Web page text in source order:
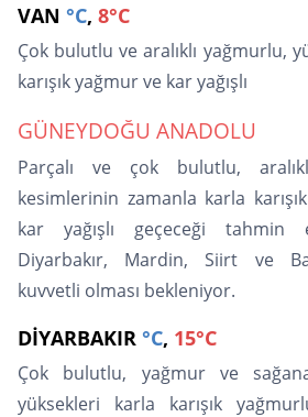
VAN °C, 8°C
Çok bulutlu ve aralıklı yağmurlu,
karışık yağmur ve kar yağışlı
GÜNEYDOĞU ANADOLU
Parçalı ve çok bulutlu,
kesimlerinin zamanla karla
kar yağışlı geçeceği tahmin
Diyarbakır, Mardin, Siirt ve
kuvvetli olması bekleniyor.
DİYARBAKIR °C, 15°C
Çok bulutlu, yağmur ve
yüksekleri karla karışık